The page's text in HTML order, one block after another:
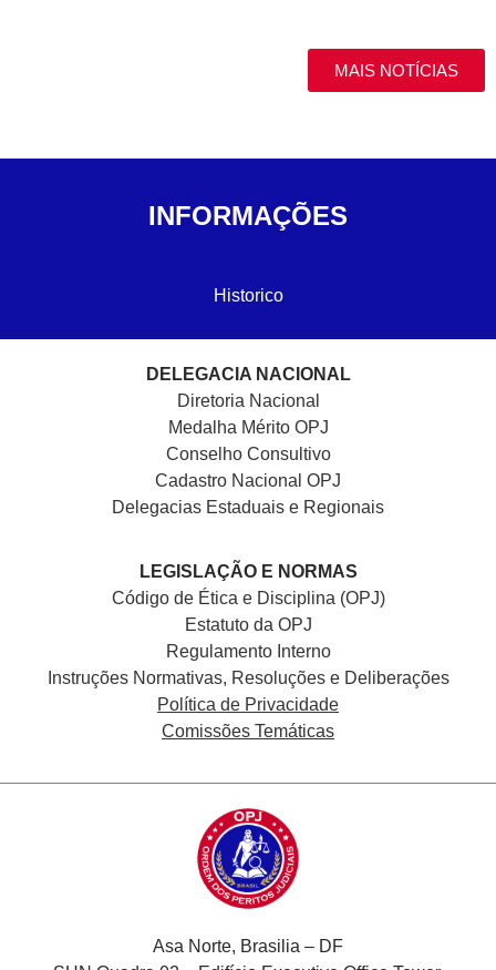
MAIS NOTÍCIAS
INFORMAÇÕES
Historico
DELEGACIA NACIONAL
Diretoria Nacional
Medalha Mérito OPJ
Conselho Consultivo
Cadastro Nacional OPJ
Delegacias Estaduais e Regionais
LEGISLAÇÃO E NORMAS
Código de Ética e Disciplina (OPJ)
Estatuto da OPJ
Regulamento Interno
Instruções Normativas, Resoluções e Deliberações
Política de Privacidade
Comissões Temáticas
Asa Norte, Brasilia – DF